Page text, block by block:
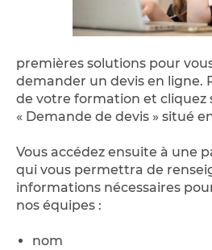
premières solutions pour
demander un devis en ligne.
de votre formation et cliquez
« Demande de devis » situé
Vous accédez ensuite à une
qui vous permettra de
informations nécessaires
nos équipes :
nom